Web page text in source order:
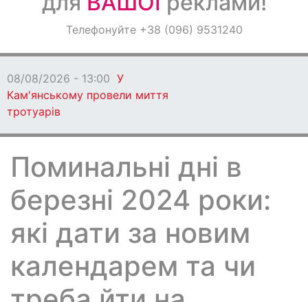
ОголошенняТелефонуйте +38 (096) 9531240
08/08/2026 - 13:00 У
Кам'янському провели миття
тротуарів
Поминальні дні в
березні 2024 роки:
які дати за новим
календарем та чи